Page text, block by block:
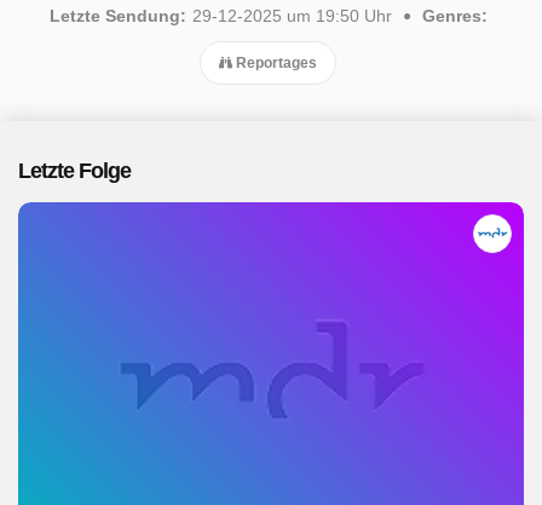
letzte im Dezember 2025.
Letzte Sendung: 29-12-2025 um 19:50 Uhr Genres:
Reportages
Letzte Folge